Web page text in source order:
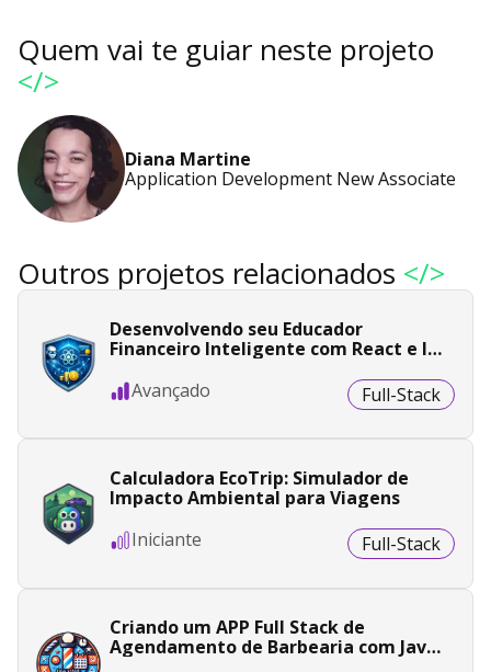
Quem vai te guiar neste projeto
</>
Diana Martine
Application Development New Associate
Outros projetos relacionados </>
Desenvolvendo seu Educador
Financeiro Inteligente com React e IA
Avançado
Full-Stack
Calculadora EcoTrip: Simulador de
Impacto Ambiental para Viagens
Iniciante
Full-Stack
Criando um APP Full Stack de
Agendamento de Barbearia com Java